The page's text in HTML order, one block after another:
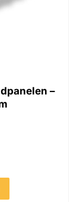
–
- Donker eiken